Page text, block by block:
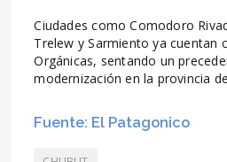
Ciudades como Comodoro
Trelew y Sarmiento ya cuentan
Orgánicas, sentando un
modernización en la provincia
Fuente: El Patagonico